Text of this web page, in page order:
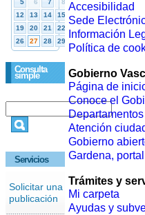
Consulta
simple
Servicios
Solicitar una
publicación
Accesibilidad
Sede
Información
Política de
Gobierno
Página de
Conoce el
Atención
Gobierno
Gardena,
Trámites y
Mi carpeta
Ayudas y